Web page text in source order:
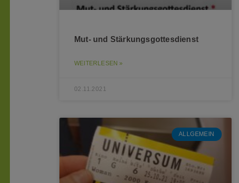
Mut- und Stärkungsgottesdienst
WEITERLESEN »
02.11.2021
ALLGEMEIN